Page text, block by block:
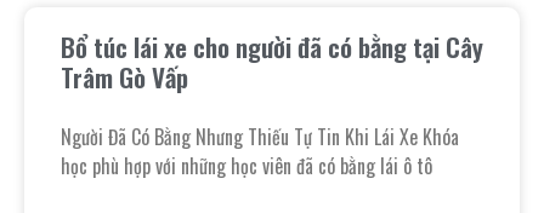
Bổ túc lái xe cho người đã có bằng tại Cây
Trâm Gò Vấp
Người Đã Có Bằng Nhưng Thiếu Tự Tin Khi Lái Xe Khóa
học phù hợp với những học viên đã có bằng lái ô tô